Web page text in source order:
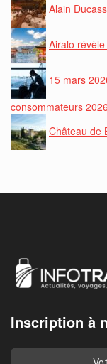
Alain
Airalo
15 mars
consommateurs 2026
Château de
Inscription à